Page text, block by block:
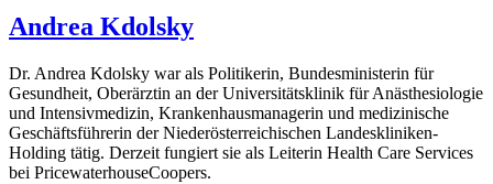
Andrea Kdolsky
Dr. Andrea Kdolsky war als Politikerin, Bundesministerin für
Gesundheit, Oberärztin an der Universitätsklinik für Anästhesiologie
und Intensivmedizin, Krankenhausmanagerin und medizinische
Geschäftsführerin der Niederösterreichischen Landeskliniken-
Holding tätig. Derzeit fungiert sie als Leiterin Health Care Services
bei PricewaterhouseCoopers.